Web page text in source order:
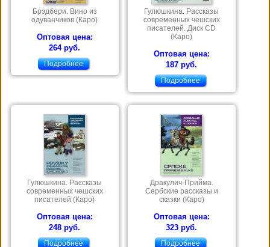
Брэдбери. Вино из
одуванчиков (Каро)
Оптовая цена:
264 руб.
Подробнее
Гулюшкина. Рассказы
современных чешских
писателей. Диск CD
(Каро)
Оптовая цена:
187 руб.
Подробнее
Гулюшкина. Рассказы
современных чешских
писателей (Каро)
Оптовая цена:
248 руб.
Подробнее
Дракулич-Прийма.
Сербские рассказы и
сказки (Каро)
Оптовая цена:
323 руб.
Подробнее